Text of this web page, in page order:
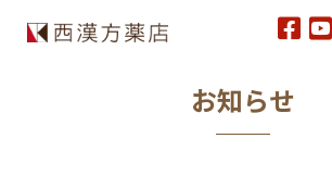
お知らせ